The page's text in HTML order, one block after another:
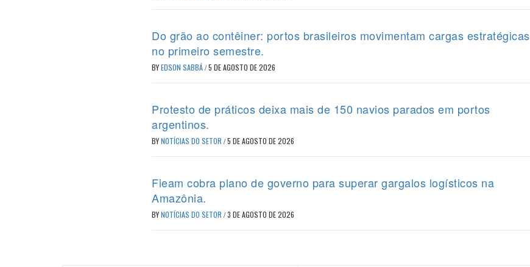
Do grão ao contêiner: portos brasileiros movimentam cargas estratégicas
no primeiro semestre.
BYEDSON SABBÁ/5 DE AGOSTO DE 2026
Protesto de práticos deixa mais de 150 navios parados em portos
argentinos.
BYNOTÍCIAS DO SETOR /5 DE AGOSTO DE 2026
Fieam cobra plano de governo para superar gargalos logísticos na
Amazônia.
BYNOTÍCIAS DO SETOR /3 DE AGOSTO DE 2026